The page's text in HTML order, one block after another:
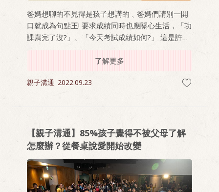
爸媽想聊的不見得是孩子想講的﹑爸媽們請別一開
口就成為句點王! 要求成績同時也應關心生活，「功
課寫完了沒?」、「今天考試成績如何?」 這是許多
爸媽餐桌上第一句和孩子說的話。
了解更多
親子溝通 2022.09.23
【親子溝通】85%孩子覺得不被父母了解
怎麼辦？從餐桌說愛開始改變